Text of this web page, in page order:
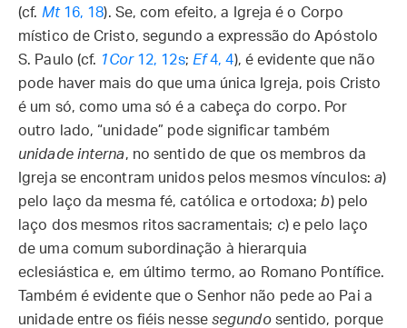
(cf. Mt16, 18). Se, com efeito, a Igreja é o Corpo
místico de Cristo, segundo a expressão do Apóstolo
S. Paulo (cf. 1Cor12, 12s; Ef4, 4), é evidente que não
pode haver mais do que uma única Igreja, pois Cristo
é um só, como uma só é a cabeça do corpo. Por
outro lado, “unidade” pode significar também
unidade interna, no sentido de que os membros da
Igreja se encontram unidos pelos mesmos vínculos:a)
pelo laço da mesma fé, católica e ortodoxa;b) pelo
laço dos mesmos ritos sacramentais; c) e pelo laço
de uma comum subordinação à hierarquia
eclesiástica e, em último termo, ao Romano Pontífice.
Também é evidente que o Senhor não pede ao Pai a
unidade entre os fiéis nesse segundosentido, porque